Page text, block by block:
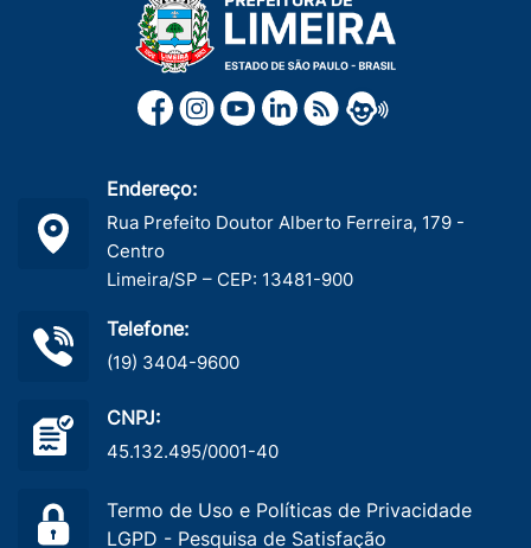
Endereço:
Rua Prefeito Doutor Alberto Ferreira, 179 -
Centro
Limeira/SP – CEP: 13481-900
Telefone:
(19) 3404-9600
CNPJ:
45.132.495/0001-40
Termo de Uso e Políticas de Privacidade
LGPD - Pesquisa de Satisfação